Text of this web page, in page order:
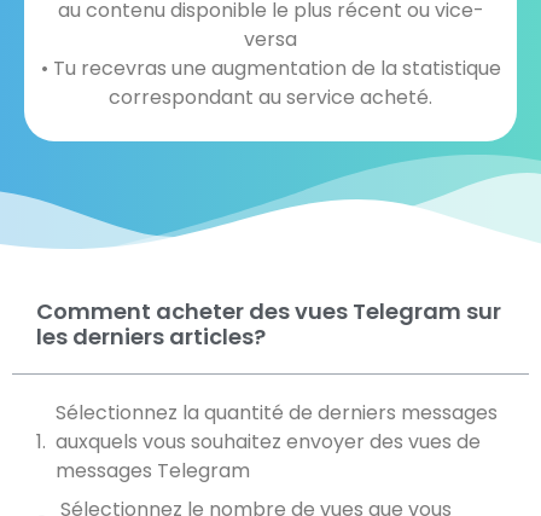
au contenu disponible le plus récent ou vice-
versa
• Tu recevras une augmentation de la statistique
correspondant au service acheté.
Comment acheter des vues Telegram sur
les derniers articles?
Sélectionnez la quantité de derniers messages
auxquels vous souhaitez envoyer des vues de
messages Telegram
Sélectionnez le nombre de vues que vous